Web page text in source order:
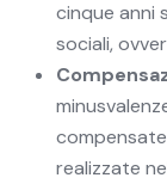
cinque anni
sociali,
realizzate